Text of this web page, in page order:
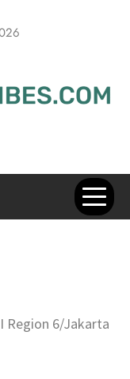
Region 6/Jakarta